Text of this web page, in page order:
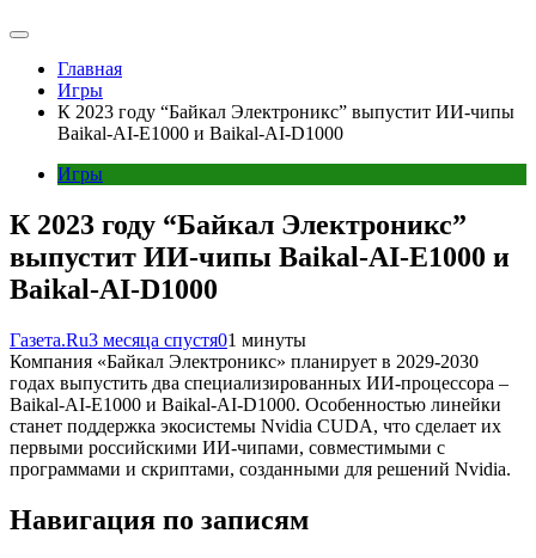
Главная
Игры
К 2023 году “Байкал Электроникс” выпустит ИИ-чипы
Baikal-AI-E1000 и Baikal-AI-D1000
Игры
К 2023 году “Байкал Электроникс”
выпустит ИИ-чипы Baikal-AI-E1000 и
Baikal-AI-D1000
Газета.Ru3 месяца спустя01 минуты
Компания «Байкал Электроникс» планирует в 2029-2030
годах выпустить два специализированных ИИ-процессора –
Baikal-AI-E1000 и Baikal-AI-D1000. Особенностью линейки
станет поддержка экосистемы Nvidia CUDA, что сделает их
первыми российскими ИИ-чипами, совместимыми с
программами и скриптами, созданными для решений Nvidia.
Навигация по записям